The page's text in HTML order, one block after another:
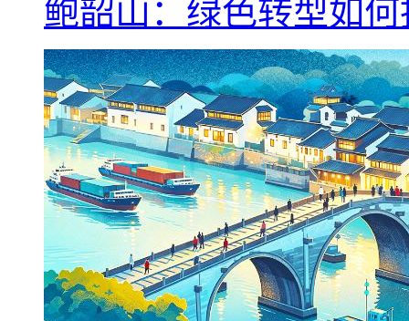
鲍韶山：绿色转型如